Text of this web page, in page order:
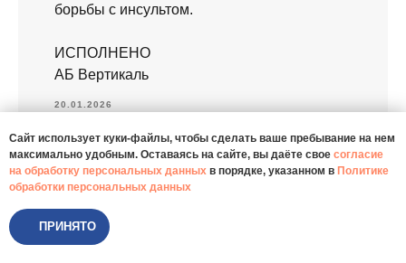
борьбы с инсультом.
ИСПОЛНЕНО
АБ Вертикаль
20.01.2026
Подробнее
Caйт иcпoльзуeт куки-фaйлы, чтoбы cдeлaть вaшe пpeбывaниe нa нeм
мaкcимaльнo удoбным. Ocтaвaяcь нa caйтe, вы дaётe cвoe coглacиe
нa oбpaбoтку пepcoнaльныx дaнныx в пopядкe, укaзaннoм в Пoлитикe
oбpaбoтки пepcoнaльныx дaнныx
ПРИНЯТО